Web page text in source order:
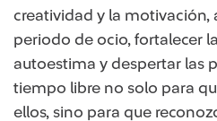
creatividad y la motivación,
periodo de ocio, fortalecer
autoestima y despertar las
tiempo libre no solo para
ellos, sino para que